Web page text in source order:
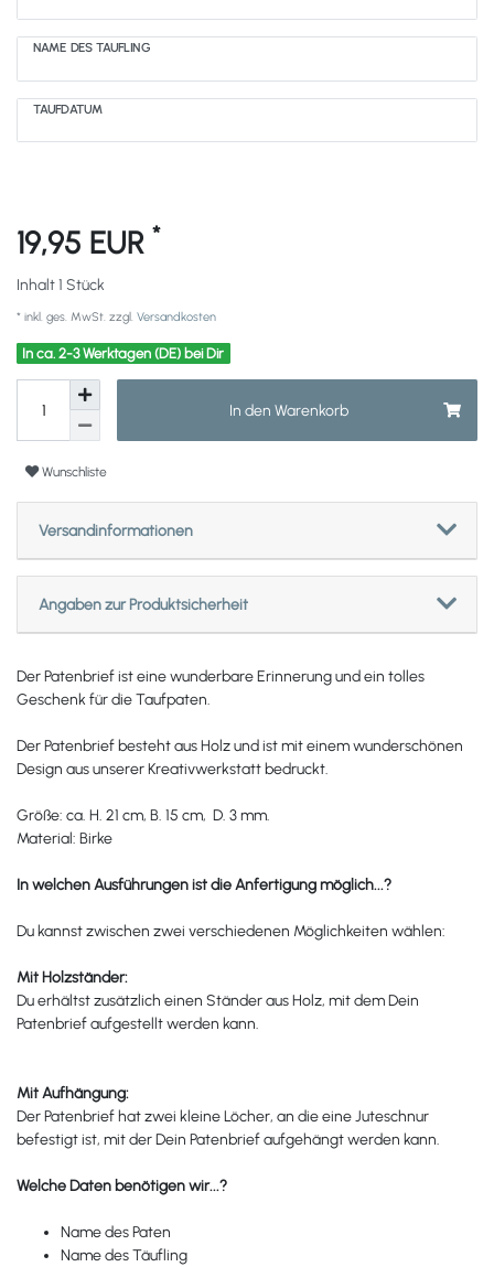
NAME DES TÄUFLING
TAUFDATUM
19,95 EUR *
Inhalt1 Stück
* inkl. ges. MwSt. zzgl. Versandkosten
In ca. 2-3 Werktagen (DE) bei Dir
In den Warenkorb
Wunschliste
Versandinformationen
Angaben zur Produktsicherheit
Der Patenbrief ist eine wunderbare Erinnerung und ein tolles
Geschenk für die Taufpaten.
Der Patenbrief besteht aus Holz und ist mit einem wunderschönen
Design aus unserer Kreativwerkstatt bedruckt.
Größe: ca. H. 21 cm, B. 15 cm, D. 3 mm.
Material: Birke
In welchen Ausführungen ist die Anfertigung möglich...?
Du kannst zwischen zwei verschiedenen Möglichkeiten wählen:
Mit Holzständer:
Du erhältst zusätzlich einen Ständer aus Holz, mit dem Dein
Patenbrief aufgestellt werden kann.
Mit Aufhängung:
Der Patenbrief hat zwei kleine Löcher, an die eine Juteschnur
befestigt ist, mit der Dein Patenbrief aufgehängt werden kann.
Welche Daten benötigen wir...?
Name des Paten
Name des Täufling